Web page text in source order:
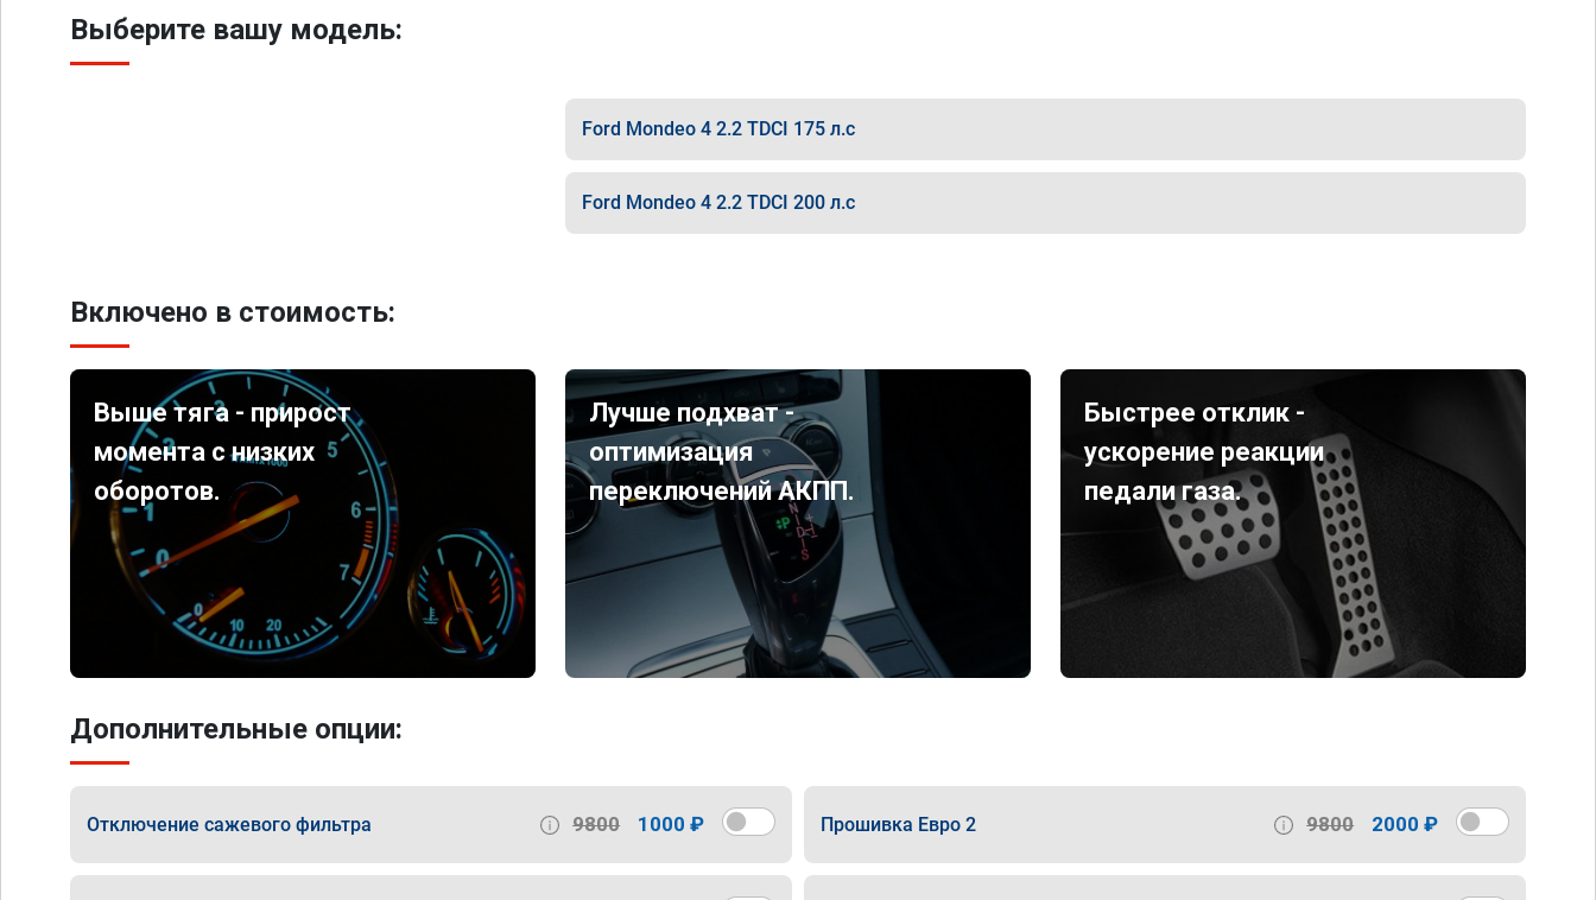
Выберите вашу модель:
Ford Mondeo 4 2.2 TDCI 175 л.с
Ford Mondeo 4 2.2 TDCI 200 л.с
Включено в стоимость:
Выше тяга - прирост
момента с низких
оборотов.
Лучше подхват -
оптимизация
переключений АКПП.
Быстрее отклик -
ускорение реакции
педали газа.
Дополнительные опции:
Отключение сажевого фильтра 9800 1000 ₽ Прошивка Евро 2 9800 2000 ₽